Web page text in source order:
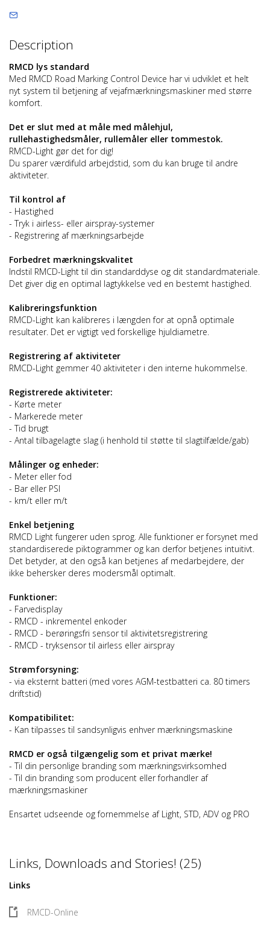
Description
RMCD lys standard
Med RMCD Road Marking Control Device har vi udviklet et helt
nyt system til betjening af vejafmærkningsmaskiner med større
komfort.
Det er slut med at måle med målehjul,
rullehastighedsmåler, rullemåler eller tommestok.
RMCD-Light gør det for dig!
Du sparer værdifuld arbejdstid, som du kan bruge til andre
aktiviteter.
Til kontrol af
- Hastighed
- Tryk i airless- eller airspray-systemer
- Registrering af mærkningsarbejde
Forbedret mærkningskvalitet
Indstil RMCD-Light til din standarddyse og dit standardmateriale.
Det giver dig en optimal lagtykkelse ved en bestemt hastighed.
Kalibreringsfunktion
RMCD-Light kan kalibreres i længden for at opnå optimale
resultater. Det er vigtigt ved forskellige hjuldiametre.
Registrering af aktiviteter
RMCD-Light gemmer 40 aktiviteter i den interne hukommelse.
Registrerede aktiviteter:
- Kørte meter
- Markerede meter
- Tid brugt
- Antal tilbagelagte slag (i henhold til støtte til slagtilfælde/gab)
Målinger og enheder:
- Meter eller fod
- Bar eller PSI
- km/t eller m/t
Enkel betjening
RMCD Light fungerer uden sprog. Alle funktioner er forsynet med
standardiserede piktogrammer og kan derfor betjenes intuitivt.
Det betyder, at den også kan betjenes af medarbejdere, der
ikke behersker deres modersmål optimalt.
Funktioner:
- Farvedisplay
- RMCD - inkrementel enkoder
- RMCD - berøringsfri sensor til aktivitetsregistrering
- RMCD - tryksensor til airless eller airspray
Strømforsyning:
- via eksternt batteri (med vores AGM-testbatteri ca. 80 timers
driftstid)
Kompatibilitet:
- Kan tilpasses til sandsynligvis enhver mærkningsmaskine
RMCD er også tilgængelig som et privat mærke!
- Til din personlige branding som mærkningsvirksomhed
- Til din branding som producent eller forhandler af
mærkningsmaskiner
Ensartet udseende og fornemmelse af Light, STD, ADV og PRO
Links, Downloads and Stories! (25)
Links
RMCD-Online